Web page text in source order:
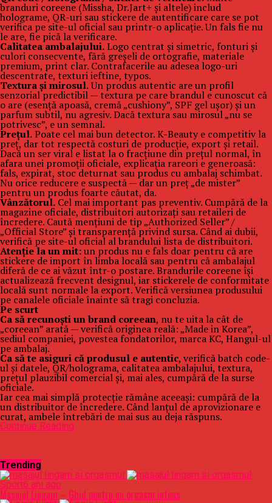
branduri coreene (Missha, Dr.Jart+ și altele) includ
holograme, QR-uri sau stickere de autentificare care se pot
verifica pe site-ul oficial sau printr-o aplicație. Un fals fie nu
le are, fie pică la verificare.
Calitatea ambalajului.Logo centrat și simetric, fonturi și
culori consecvente, fără greșeli de ortografie, materiale
premium, print clar. Contrafacerile au adesea logo-uri
descentrate, texturi ieftine, typos.
Textura și mirosul.Un produs autentic are un profil
senzorial predictibil — textura pe care brandul e cunoscut că
o are (esență apoasă, cremă „cushiony”, SPF gel ușor) și un
parfum subtil, nu agresiv. Dacă textura sau mirosul „nu se
potrivesc”, e un semnal.
Prețul.Poate cel mai bun detector. K-Beauty e competitiv la
preț, dar tot respectă costuri de producție, export și retail.
Dacă un ser viral e listat la o fracțiune din prețul normal, în
afara unei promoții oficiale, explicația rareori e generoasă:
fals, expirat, stoc deturnat sau produs cu ambalaj schimbat.
Nu orice reducere e suspectă — dar un preț „de mister”
pentru un produs foarte căutat, da.
Vânzătorul. Cel mai important pas preventiv. Cumpără de la
magazine oficiale, distribuitori autorizați sau retaileri de
încredere. Caută mențiuni de tip „Authorized Seller” /
„Official Store” și transparență privind sursa. Când ai dubii,
verifică pe site-ul oficial al brandului lista de distribuitori.
Atenție la un mit:un produs nu e fals doar pentru că are
stickere de import în limba locală sau pentru că ambalajul
diferă de ce ai văzut într-o postare. Brandurile coreene își
actualizează frecvent designul, iar stickerele de conformitate
locală sunt normale la export. Verifică versiunea produsului
pe canalele oficiale înainte să tragi concluzia.
Pe scurt
Ca să recunoști un brand coreean, nu te uita la cât de
„coreean” arată — verifică originea reală: „Made in Korea”,
sediul companiei, povestea fondatorilor, marca KC, Hangul-ul
pe ambalaj.
Ca să te asiguri că produsul e autentic, verifică batch code-
ul și datele, QR/holograma, calitatea ambalajului, textura,
prețul plauzibil comercial și, mai ales, cumpără de la surse
oficiale.
Iar cea mai simplă protecție rămâne aceeași: cumpără de la
un distribuitor de încredere. Când lanțul de aprovizionare e
curat, ambele întrebări de mai sus au deja răspuns.
Continue Reading
Trending
Sport6 ani ago
Masajul Lingam – Ghid pentru un orgasm intens